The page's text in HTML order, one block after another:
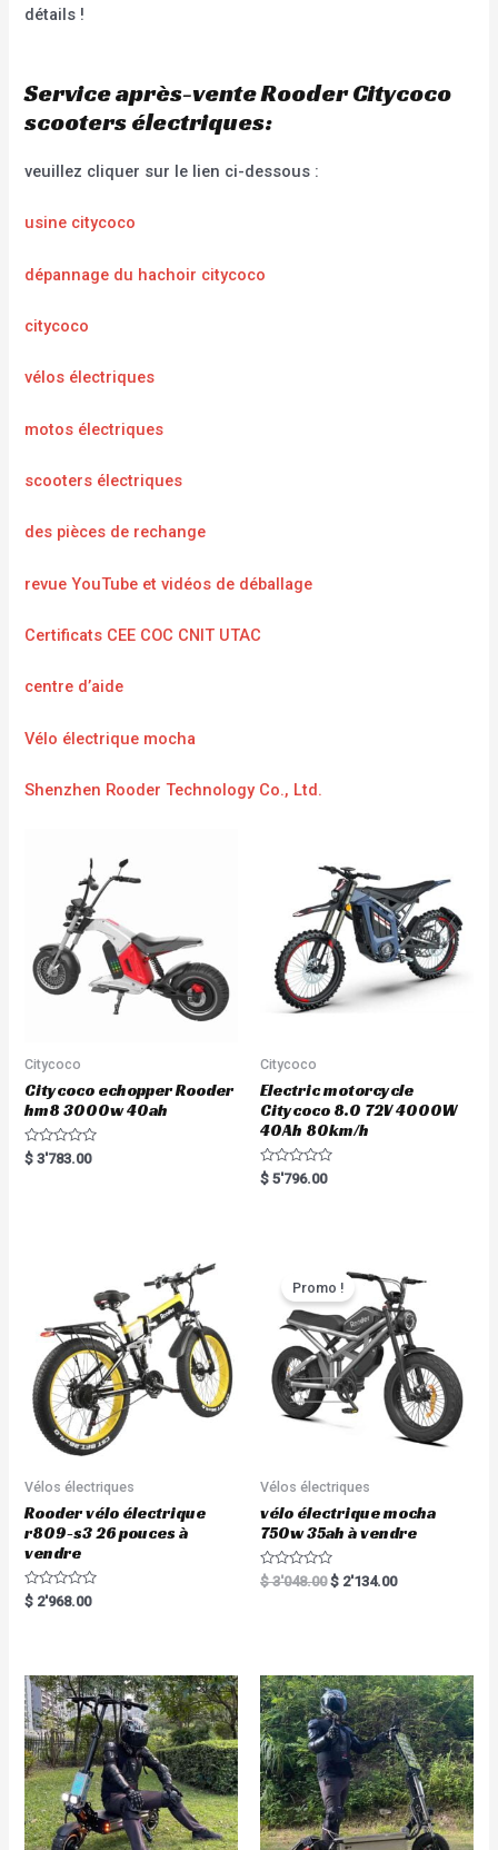
détails !
Service après-vente Rooder Citycoco
scooters électriques:
veuillez cliquer sur le lien ci-dessous :
usine citycoco
dépannage du hachoir citycoco
citycoco
vélos électriques
motos électriques
scooters électriques
des pièces de rechange
revue YouTube et vidéos de déballage
Certificats CEE COC CNIT UTAC
centre d’aide
Vélo électrique mocha
Shenzhen Rooder Technology Co., Ltd.
Citycoco
Citycoco echopper Rooder
hm8 3000w 40ah
R
a
$ 3'783.00
Citycoco
Electric motorcycle
Citycoco 8.0 72V 4000W
40Ah 80km/h
R
a
$ 5'796.00
Vélos électriques
Rooder vélo électrique
r809-s3 26 pouces à
vendre
R
a
o
u
t
o
f
5
$ 2'968.00
Promo !
Vélos électriques
vélo électrique mocha
750w 35ah à vendre
R
a
t
o
f
5
$3'048.00 $ 2'134.00